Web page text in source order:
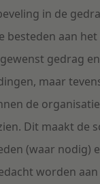
in de
besteden aan
gedrag en
maar
de
Dit maakt de
(waar nodig)
worden